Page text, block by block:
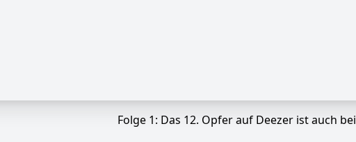
Folge 1: Das 12. Opfer auf Deezer ist auch bei